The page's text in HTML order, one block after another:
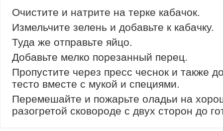
Очистите и натрите на терке кабачок.
Измельчите зелень и добавьте к кабачку.
Туда же отправьте яйцо.
Добавьте мелко порезанный перец.
Пропустите через пресс чеснок и также
тесто вместе с мукой и специями.
Перемешайте и пожарьте оладьи на
разогретой сковороде с двух сторон до